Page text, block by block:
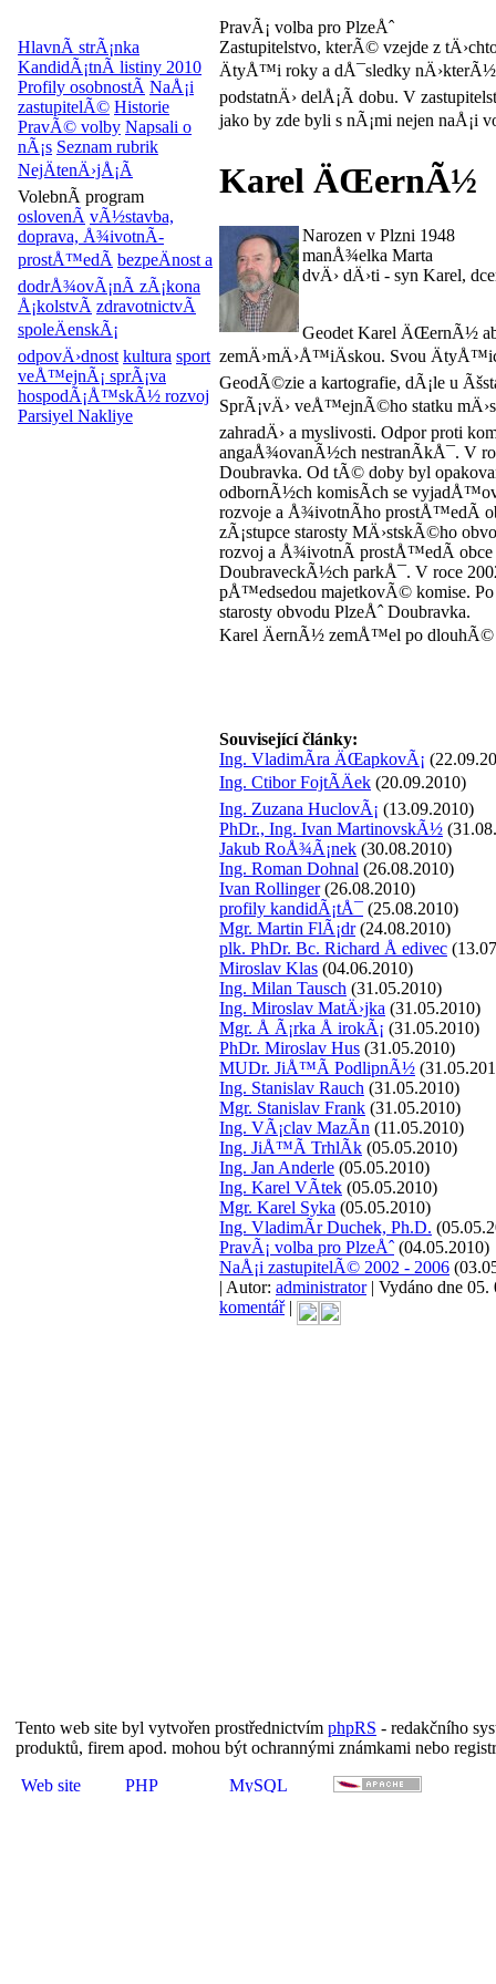
HlavnÃ­ strÃ¡nka
KandidÃ¡tnÃ­ listiny 2010
Profily osobnostÃ­ NaÅ¡i
zastupitelÃ© Historie
PravÃ© volby Napsali o
nÃ¡s Seznam rubrik
NejÄtenÄ›jÅ¡Ã­
VolebnÃ­ program
oslovenÃ­ vÃ½stavba,
doprava, Å¾ivotnÃ­
prostÅ™edÃ­ bezpeÄnost a
dodrÅ¾ovÃ¡nÃ­ zÃ¡kona
Å¡kolstvÃ­ zdravotnictvÃ­
spoleÄenskÃ¡
odpovÄ›dnost kultura sport
veÅ™ejnÃ¡ sprÃ¡va
hospodÃ¡Å™skÃ½ rozvoj
Parsiyel Nakliye
PravÃ¡ volba pro PlzeÅˆ
Zastupitelstvo, kterÃ© vzejde z
ÄtyÅ™i roky a dÅ¯sledky
podstatnÄ› delÅ¡Ã­ dobu. V
jako by zde byli s nÃ¡mi nejen naÅ¡i
Karel ÄŒernÃ½
Narozen v Plzni 1948
manÅ¾elka Marta
dvÄ› dÄ›ti - syn Karel,
Geodet Karel ÄŒernÃ½
zemÄ›mÄ›Å™iÄskou. Svou
GeodÃ©zie a kartografie, dÃ¡le u
SprÃ¡vÄ› veÅ™ejnÃ©ho statku
zahradÄ› a myslivosti. Odpor proti
angaÅ¾ovanÃ½ch nestranÃ­kÅ¯. V
Doubravka. Od tÃ© doby byl
odbornÃ½ch komisÃ­ch se
rozvoje a Å¾ivotnÃ­ho prostÅ™edÃ­
zÃ¡stupce starosty MÄ›stskÃ©ho
rozvoj a Å¾ivotnÃ­ prostÅ™edÃ­
DoubraveckÃ½ch parkÅ¯. V roce
pÅ™edsedou majetkovÃ© komise. Po
starosty obvodu PlzeÅˆ Doubravka.
Karel ÄernÃ½ zemÅ™el po
Související články:
Ing. VladimÃ­ra ÄŒapkovÃ¡
Ing. Ctibor FojtÃ­Äek (20.09.2010)
Ing. Zuzana HuclovÃ¡ (13.09.2010)
PhDr., Ing. Ivan MartinovskÃ½
Jakub RoÅ¾Ã¡nek (30.08.2010)
Ing. Roman Dohnal (26.08.2010)
Ivan Rollinger(26.08.2010)
profily kandidÃ¡tÅ¯(25.08.2010)
Mgr. Martin FlÃ¡dr(24.08.2010)
plk. PhDr. Bc. Richard Å edivec
Miroslav Klas (04.06.2010)
Ing. Milan Tausch (31.05.2010)
Ing. Miroslav MatÄ›jka (31.05.2010)
Mgr. Å Ã¡rka Å irokÃ¡ (31.05.2010)
PhDr. Miroslav Hus (31.05.2010)
MUDr. JiÅ™Ã­ PodlipnÃ½
Ing. Stanislav Rauch (31.05.2010)
Mgr. Stanislav Frank (31.05.2010)
Ing. VÃ¡clav MazÃ­n (11.05.2010)
Ing. JiÅ™Ã­ TrhlÃ­k (05.05.2010)
Ing. Jan Anderle (05.05.2010)
Ing. Karel VÃ­tek (05.05.2010)
Mgr. Karel Syka (05.05.2010)
Ing. VladimÃ­r Duchek, Ph.D.
PravÃ¡ volba pro PlzeÅˆ(04.05.2010)
NaÅ¡i zastupitelÃ© 2002 - 2006
| Autor: administrator| Vydáno dne 05.
komentář|
Tento web site byl vytvořen prostřednictvím phpRS - redakčního
produktů, firem apod. mohou být ochrannými známkami nebo